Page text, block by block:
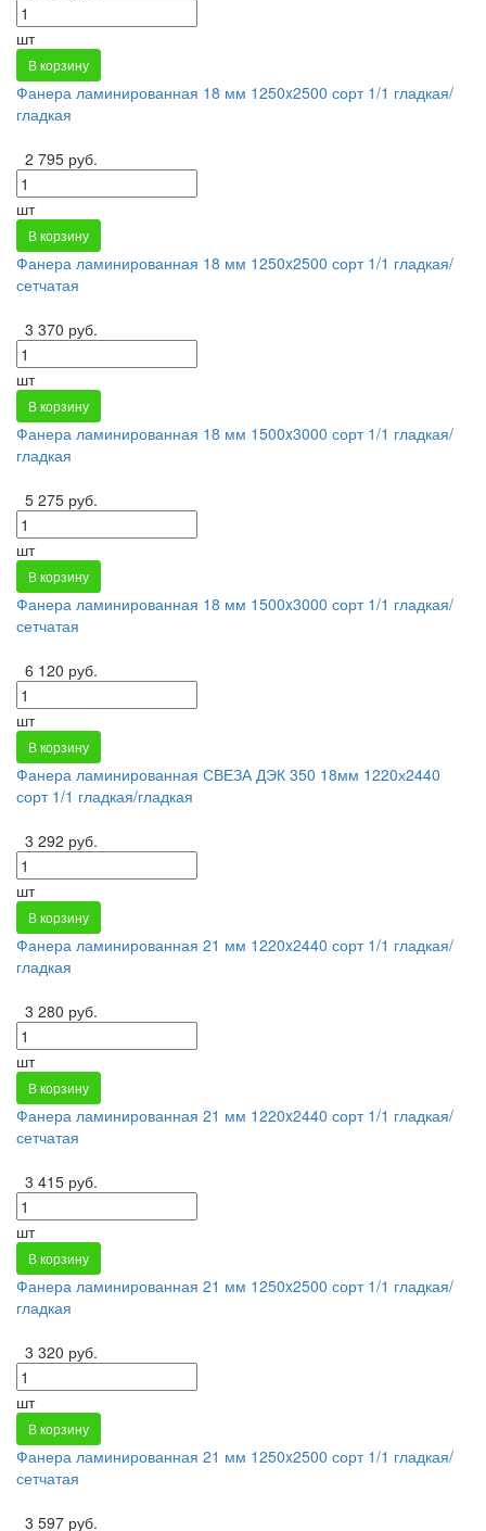
шт
В корзину
Фанера ламинированная 18 мм 1250x2500 сорт 1/1 гладкая/
гладкая
2 795 руб.
шт
В корзину
Фанера ламинированная 18 мм 1250x2500 сорт 1/1 гладкая/
сетчатая
3 370 руб.
шт
В корзину
Фанера ламинированная 18 мм 1500x3000 сорт 1/1 гладкая/
гладкая
5 275 руб.
шт
В корзину
Фанера ламинированная 18 мм 1500x3000 сорт 1/1 гладкая/
сетчатая
6 120 руб.
шт
В корзину
Фанера ламинированная СВЕЗА ДЭК 350 18мм 1220х2440
сорт 1/1 гладкая/гладкая
3 292 руб.
шт
В корзину
Фанера ламинированная 21 мм 1220x2440 сорт 1/1 гладкая/
гладкая
3 280 руб.
шт
В корзину
Фанера ламинированная 21 мм 1220x2440 сорт 1/1 гладкая/
сетчатая
3 415 руб.
шт
В корзину
Фанера ламинированная 21 мм 1250x2500 сорт 1/1 гладкая/
гладкая
3 320 руб.
шт
В корзину
Фанера ламинированная 21 мм 1250x2500 сорт 1/1 гладкая/
сетчатая
3 597 руб.